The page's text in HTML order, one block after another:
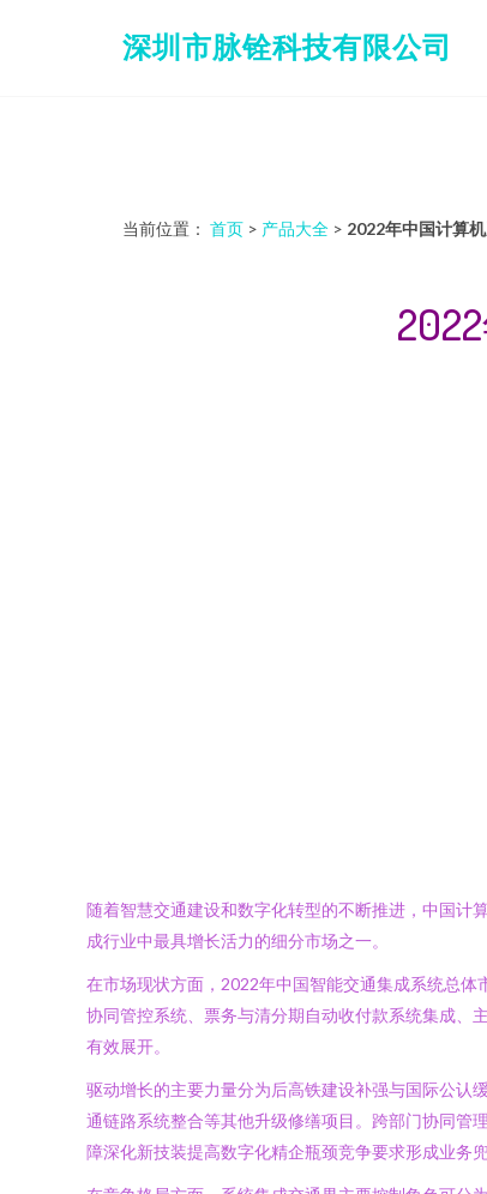
深圳市脉铨科技有限公司
当前位置： 首页 > 产品大全 > 2022年中国计算
随着智慧交通建设和数字化转型的不断推进，中国计
成行业中最具增长活力的细分市场之一。
在市场现状方面，2022年中国智能交通集成系统总
协同管控系统、票务与清分期自动收付款系统集成、
有效展开。
驱动增长的主要力量分为后高铁建设补强与国际公认
通链路系统整合等其他升级修缮项目。跨部门协同管
障深化新技装提高数字化精企瓶颈竞争要求形成业务